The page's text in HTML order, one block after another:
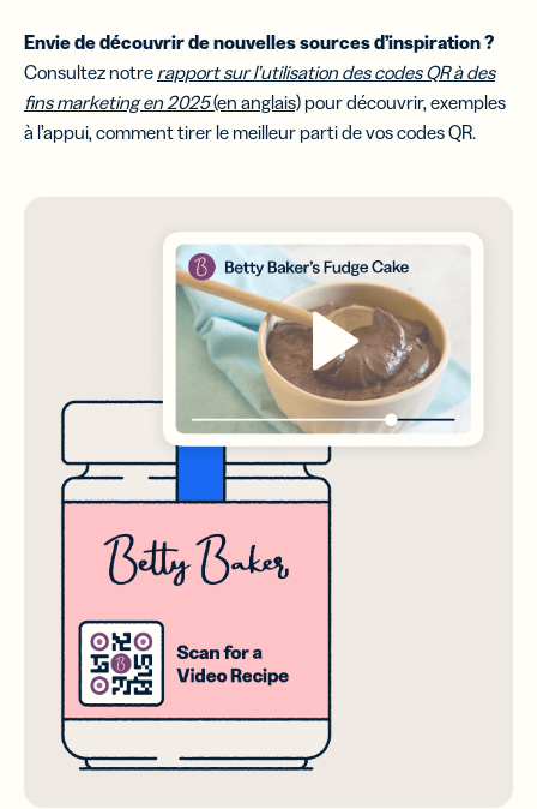
Envie de découvrir de nouvelles sources d’inspiration ?
Consultez notre rapport sur l’utilisation des codes QR à des
fins marketing en 2025(en anglais) pour découvrir, exemples
à l’appui, comment tirer le meilleur parti de vos codes QR.